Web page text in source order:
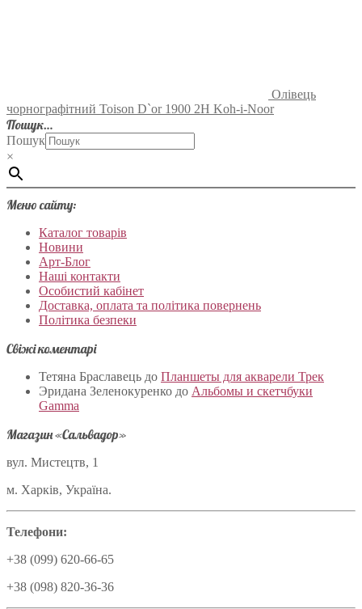
Олівець
чорнографітний Toison D`or 1900 2H Koh-i-Noor
Пошук…
Пошук
×
Меню сайту:
Каталог товарів
Новини
Арт-Блог
Наші контакти
Особистий кабінет
Доставка, оплата та політика повернень
Політика безпеки
Свіжі коментарі
Тетяна Браславець до Планшеты для акварели Трек
Эридана Зеленокуренко до Альбомы и скетчбуки
Gamma
Магазин «Сальвадор»
вул. Мистецтв, 1
м. Харків, Україна.
Телефони:
+38 (099) 620-66-65
+38 (098) 820-36-36